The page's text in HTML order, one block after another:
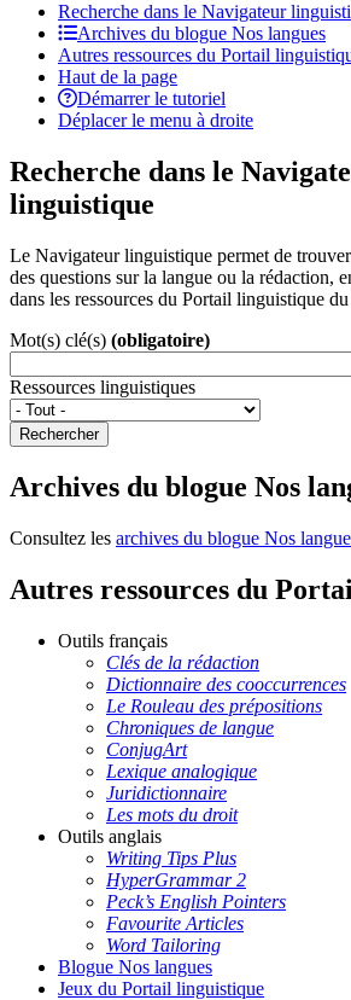
Recherche dans le Navigateur
Archives du blogue Nos langues
Autres ressources du Portail
Haut de la page
Démarrer le tutoriel
Déplacer le menu à droite
Recherche dans le
linguistique
Le Navigateur linguistique permet de
des questions sur la langue ou la rédaction,
dans les ressources du Portail linguistique
Mot(s) clé(s) (obligatoire)
Ressources linguistiques
Rechercher
Archives du blogue Nos
Consultez les archives du blogue Nos
Autres ressources du
Outils français
Clés de la rédaction
Dictionnaire des cooccurrences
Le Rouleau des prépositions
Chroniques de langue
ConjugArt
Lexique analogique
Juridictionnaire
Les mots du droit
Outils anglais
Writing Tips Plus
HyperGrammar 2
Peck’s English Pointers
Favourite Articles
Word Tailoring
Blogue Nos langues
Jeux du Portail linguistique